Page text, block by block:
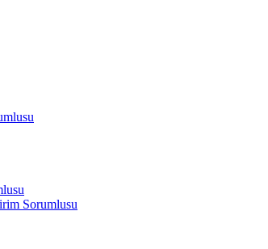
Sorumlusu